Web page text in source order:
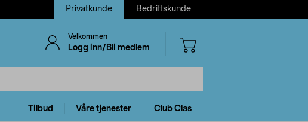
Privatkunde Bedriftskunde
Velkommen
Logg inn/Bli medlem
Tilbud Våre tjenester Club Clas